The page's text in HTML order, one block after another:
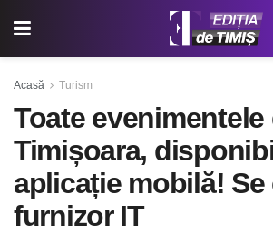
Acasă Turism
Toate evenimentele
Timișoara,
aplicație mobilă! Se
furnizor IT